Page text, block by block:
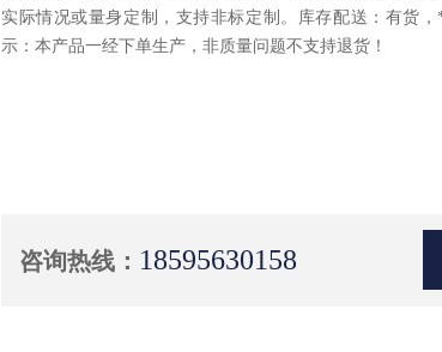
实际情况或量身定制，支持非标定制。库存配送：有货
示：本产品一经下单生产，非质量问题不支持退货！
咨询热线： 18595630158